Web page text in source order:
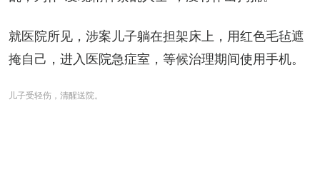
就医院所见，涉案儿子躺在担架床上，用红色毛毡遮
掩自己，进入医院急症室，等候治理期间使用手机。
儿子受轻伤，清醒送院。